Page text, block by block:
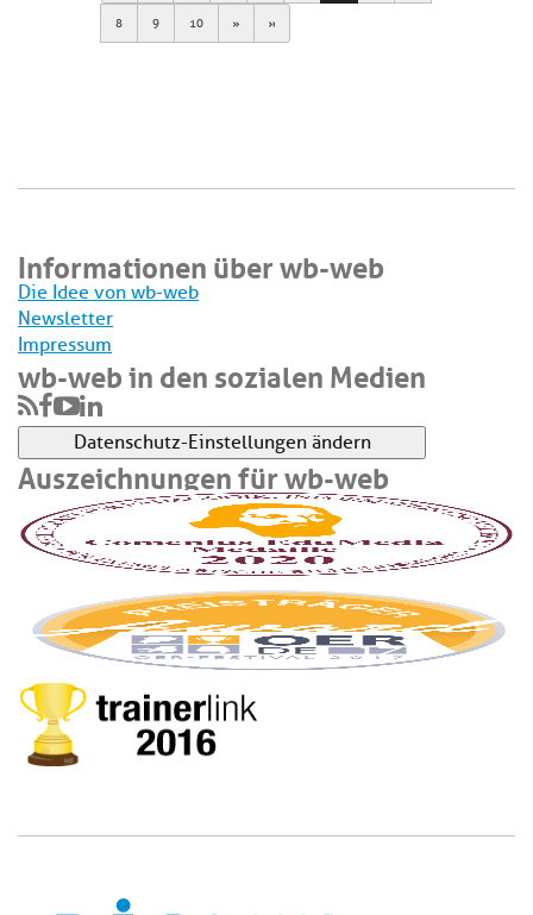
8 9 10 Next Last
Informationen über wb-web
Die Idee von wb-web
Newsletter
Impressum
wb-web in den sozialen Medien
Datenschutz-Einstellungen ändern
Auszeichnungen für wb-web